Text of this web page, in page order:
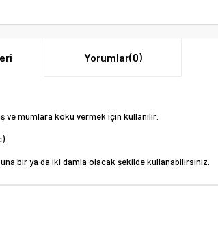
Yorumlar(0)
ve mumlara koku vermek için kullanılır.
bir ya da iki damla olacak şekilde kullanabilirsiniz.